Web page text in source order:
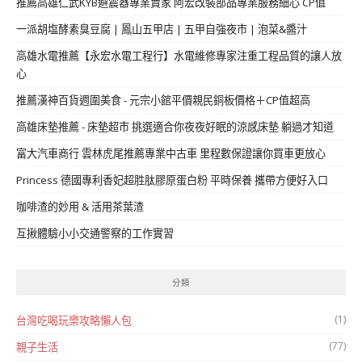
一派胡塩酵素臭豆腐 | 鳳山五甲店 | 五甲自強夜市 | 泡菜&醬汁
高雄水電推薦【永宏水電工程行】水電維修專家注重工程品質的讓人放
心
推薦漢神百貨週圍美食 - 元宗小館平價親民銅板價格＋CP值超高
高雄床墊推薦 - 床墊超市 挑選適合你夜夜好眠的涼感床墊 躺過才知道
富大汽車商行 雲林虎尾推薦專業中古車 里程數保證讓你買車更放心
Princess 德國專利香妃超胜肽膠原蛋白粉 平時保養 攜帶方便好入口
咖啡渣的妙用 & 活用茶葉渣
互揪體驗小小交通警察的工作實習
分類
台灣吃喝玩樂攻略懶人包 (1)
親子生活 (77)